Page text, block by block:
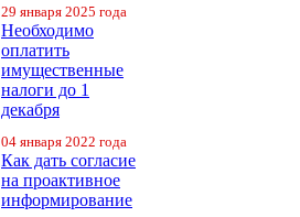
29 января 2025 года
Необходимо
оплатить
имущественные
налоги до 1
декабря
04 января 2022 года
Как дать согласие
на проактивное
информирование